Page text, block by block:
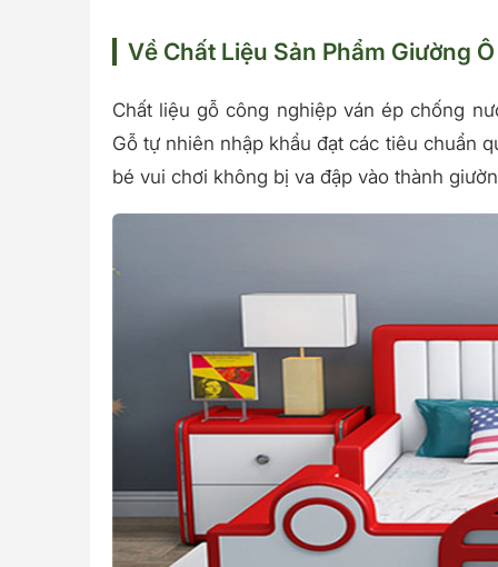
Về Chất Liệu Sản Phẩm Giường
Chất liệu gỗ công nghiệp ván ép chống
Gỗ tự nhiên nhập khẩu đạt các tiêu chuẩn
bé vui chơi không bị va đập vào thành